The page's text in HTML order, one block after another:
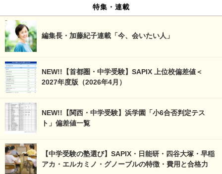
特集・連載
編集長・加藤紀子連載「今、会いたい人」
NEW!!【首都圏・中学受験】SAPIX 上位校偏差値＜
2027年度版（2026年4月）
NEW!!【関西・中学受験】浜学園「小6合否判定テス
ト」偏差値一覧
【中学受験の塾選び】SAPIX・日能研・四谷大塚・早稲
アカ・エルカミノ・グノーブルの特徴・費用と合格力